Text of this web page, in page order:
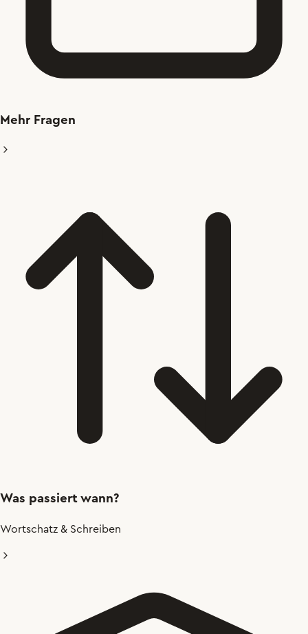
Mehr Fragen
Was passiert wann?
Wortschatz & Schreiben